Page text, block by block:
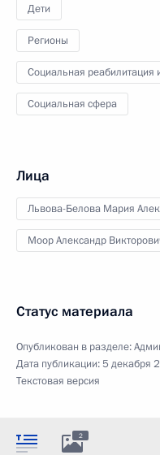
Дети
Регионы
Социальная реабилитация
Социальная сфера
Лица
Львова-Белова Мария
Моор Александр
Статус материала
Опубликован в разделе:
Дата публикации:5 декабря
Текстовая версия
2